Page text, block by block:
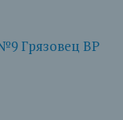
Грязовец ВР